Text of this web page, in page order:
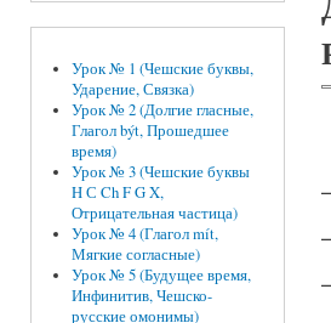
Урок № 1 (Чешские буквы,
Ударение, Связка)
Урок № 2 (Долгие гласные,
Глагол být, Прошедшее
время)
Урок № 3 (Чешские буквы
H С Ch F G X,
Отрицательная частица)
Урок № 4 (Глагол mít,
Мягкие согласные)
Урок № 5 (Будущее время,
Инфинитив, Чешско-
русские омонимы)